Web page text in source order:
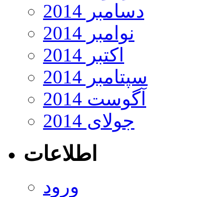
دسامبر 2014
نوامبر 2014
اکتبر 2014
سپتامبر 2014
آگوست 2014
جولای 2014
اطلاعات
ورود